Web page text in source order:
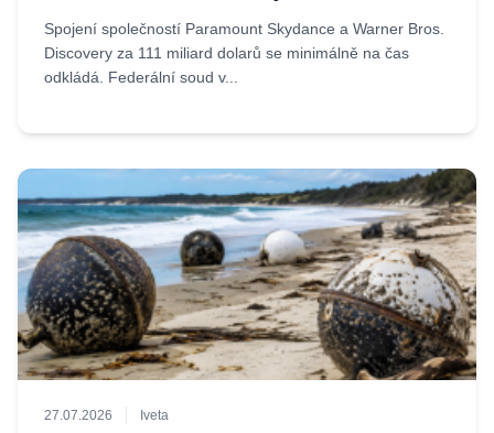
Spojení společností Paramount Skydance a Warner Bros.
Discovery za 111 miliard dolarů se minimálně na čas
odkládá. Federální soud v...
27.07.2026 Iveta